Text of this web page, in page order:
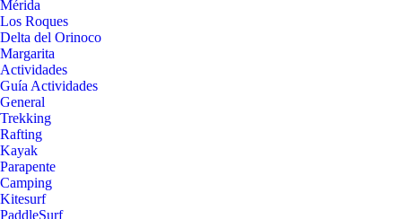
Mérida
Los Roques
Delta del Orinoco
Margarita
Actividades
Guía Actividades
General
Trekking
Rafting
Kayak
Parapente
Camping
Kitesurf
PaddleSurf